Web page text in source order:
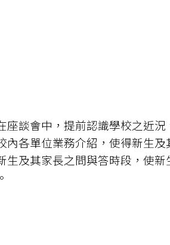
座談會中，提前認識學校之近
內各單位業務介紹，使得新生
生及其家長之問與答時段，使